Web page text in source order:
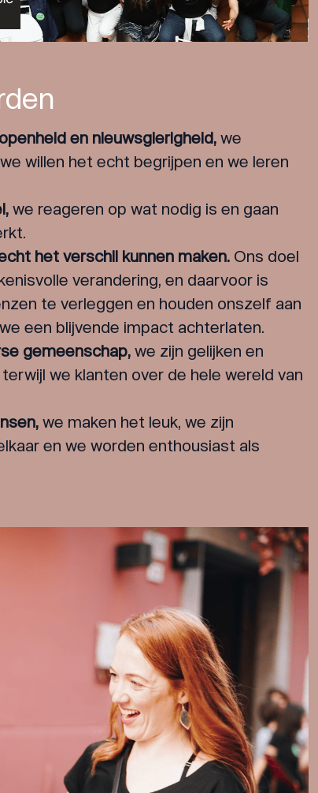
en nieuwsgierigheid, we
willen het echt begrijpen en we leren
we reageren op wat nodig is en gaan
het verschil kunnen maken. Ons doel
verandering, en daarvoor is
te verleggen en houden onszelf aan
een blijvende impact achterlaten.
gemeenschap, we zijn gelijken en
we klanten over de hele wereld van
we maken het leuk, we zijn
en we worden enthousiast als